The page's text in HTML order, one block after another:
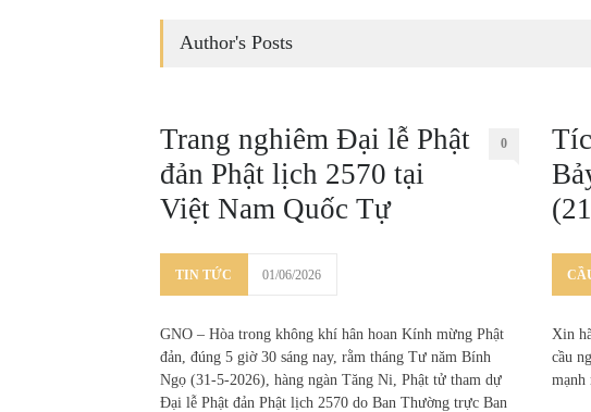
Author's Posts
Trang nghiêm Đại lễ Phật
đản Phật lịch 2570 tại
Việt Nam Quốc Tự
0
TIN TỨC 01/06/2026
GNO – Hòa trong không khí hân hoan Kính mừng Phật
đản, đúng 5 giờ 30 sáng nay, rằm tháng Tư năm Bính
Ngọ (31-5-2026), hàng ngàn Tăng Ni, Phật tử tham dự
Đại lễ Phật đản Phật lịch 2570 do Ban Thường trực Ban
Xin
cầu
mạnh